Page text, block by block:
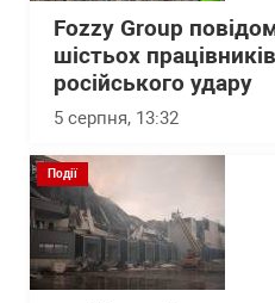
Fozzy Group
шістьох
російського удару
5 серпня, 13:32
Події